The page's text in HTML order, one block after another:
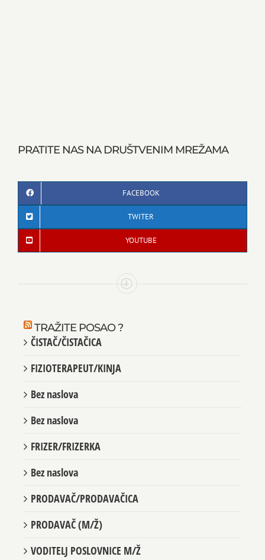
PRATITE NAS NA DRUŠTVENIM MREŽAMA
FACEBOOK
TWITER
YOUTUBE
TRAŽITE POSAO ?
ČISTAČ/ČISTAČICA
FIZIOTERAPEUT/KINJA
Bez naslova
Bez naslova
FRIZER/FRIZERKA
Bez naslova
PRODAVAČ/PRODAVAČICA
PRODAVAČ (M/Ž)
VODITELJ POSLOVNICE M/Ž